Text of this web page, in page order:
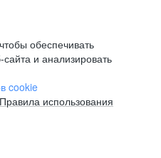
обеспечивать
и анализировать
cookie
Правила использования